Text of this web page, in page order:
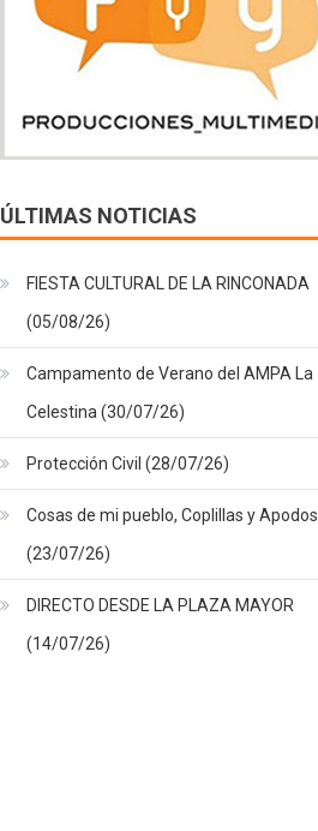
ÚLTIMAS NOTICIAS
FIESTA CULTURAL DE LA RINCONADA
(05/08/26)
Campamento de Verano del AMPA La
Celestina (30/07/26)
Protección Civil (28/07/26)
Cosas de mi pueblo, Coplillas y Apodos
(23/07/26)
DIRECTO DESDE LA PLAZA MAYOR
(14/07/26)